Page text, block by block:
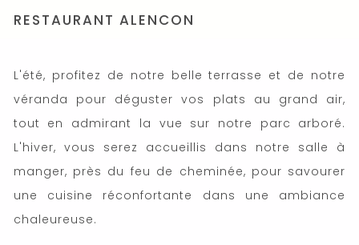
RESTAURANT ALENCON
L'été, profitez de notre belle terrasse et de notre
véranda pour déguster vos plats au grand air,
tout en admirant la vue sur notre parc arboré.
L'hiver, vous serez accueillis dans notre salle à
manger, près du feu de cheminée, pour savourer
une cuisine réconfortante dans une ambiance
chaleureuse.